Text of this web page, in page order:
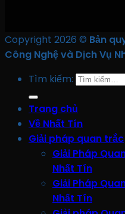
Copyright 2026 © Bản
Công Nghệ và Dịch Vụ
Tìm kiếm:
Trang chủ
Về Nhất Tín
Giải pháp quan trắc
Giải Pháp
Nhất Tín
Giải Pháp
Nhất Tín